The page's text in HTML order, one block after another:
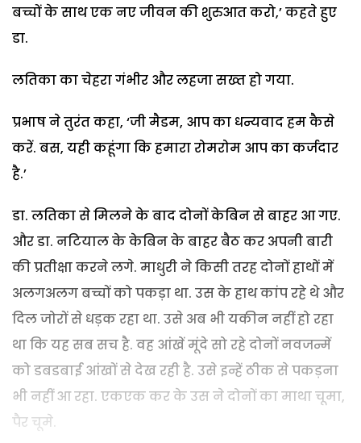
बच्चों के साथ एक नए जीवन की शुरुआत करो,’ कहते हुए
डा.
लतिका का चेहरा गंभीर और लहजा सख्त हो गया.
प्रभाष ने तुरंत कहा, ‘जी मैडम, आप का धन्यवाद हम कैसे
करें. बस, यही कहूंगा कि हमारा रोमरोम आप का कर्जदार
है.’
डा. लतिका से मिलने के बाद दोनों केबिन से बाहर आ गए.
और डा. नटियाल के केबिन के बाहर बैठ कर अपनी बारी
की प्रतीक्षा करने लगे. माधुरी ने किसी तरह दोनों हाथों में
अलगअलग बच्चों को पकड़ा था. उस के हाथ कांप रहे थे और
दिल जोरों से धड़क रहा था. उसे अब भी यकीन नहीं हो रहा
था कि यह सब सच है. वह आंखें मूंदे सो रहे दोनों नवजन्में
को डबडबाई आंखों से देख रही है. उसे इन्हें ठीक से पकड़ना
भी नहीं आ रहा. एकएक कर के उस ने दोनों का माथा चूमा,
पैर चूमे.